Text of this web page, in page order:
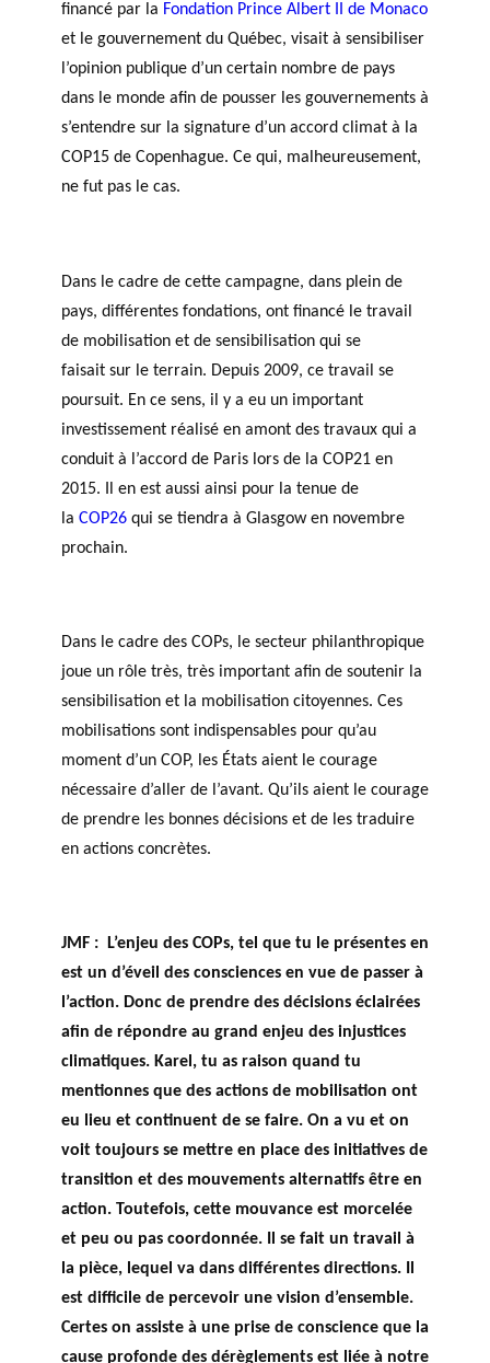
financé par la Fondation Prince Albert II de Monaco
et le gouvernement du Québec, visait à sensibiliser
l’opinion publique d’un certain nombre de pays
dans le monde afin de pousser les gouvernements à
s’entendre sur la signature d’un accord climat à la
COP15 de Copenhague. Ce qui, malheureusement,
ne fut pas le cas.
Dans le cadre de cette campagne, dans plein de
pays, différentes fondations, ont financé le travail
de mobilisation et de sensibilisation qui se
faisait sur le terrain. Depuis 2009, ce travail se
poursuit. En ce sens, il y a eu un important
investissement réalisé en amont des travaux qui a
conduit à l’accord de Paris lors de la COP21 en
2015. Il en est aussi ainsi pour la tenue de
la COP26 qui se tiendra à Glasgow en novembre
prochain.
Dans le cadre des COPs, le secteur philanthropique
joue un rôle très, très important afin de soutenir la
sensibilisation et la mobilisation citoyennes. Ces
mobilisations sont indispensables pour qu’au
moment d’un COP, les États aient le courage
nécessaire d’aller de l’avant. Qu’ils aient le courage
de prendre les bonnes décisions et de les traduire
en actions concrètes.
JMF : L’enjeu des COPs, tel que tu le présentes en
est un d’éveil des consciences en vue de passer à
l’action. Donc de prendre des décisions éclairées
afin de répondre au grand enjeu des injustices
climatiques. Karel, tu as raison quand tu
mentionnes que des actions de mobilisation ont
eu lieu et continuent de se faire. On a vu et on
voit toujours se mettre en place des initiatives de
transition et des mouvements alternatifs être en
action. Toutefois, cette mouvance est morcelée
et peu ou pas coordonnée. Il se fait un travail à
la pièce, lequel va dans différentes directions. Il
est difficile de percevoir une vision d’ensemble.
Certes on assiste à une prise de conscience que la
cause profonde des dérèglements est liée à notre